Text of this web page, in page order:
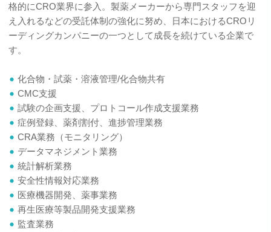
格的にCRO業界に参入。製薬メーカーから専門スタッフを迎
え入れるなどの受託体制の強化に努め、日本におけるCROリ
ーディングカンパニーの一つとして成長を続けている企業で
す。
化合物・試薬・溶液管理/化合物共有
CMC支援
試験の企画支援、プロトコール作成支援業務
症例登録、薬剤割付、進捗管理業務
CRA業務（モニタリング）
データマネジメント業務
統計解析業務
安全性情報対応業務
医療機器開発、薬事業務
再生医療等製品開発支援業務
監査業務